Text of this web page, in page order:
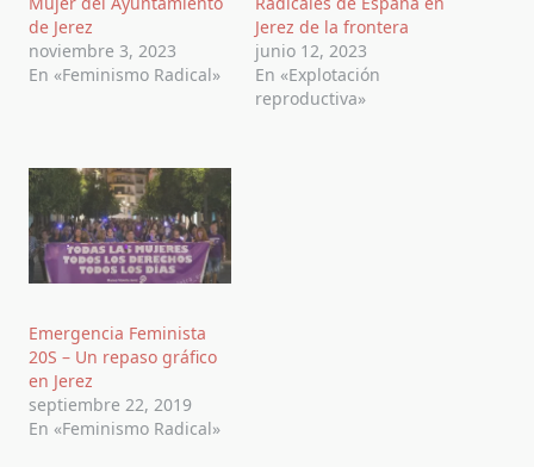
de Jerez
noviembre 3, 2023
En «Feminismo Radical»
Jerez de la frontera
junio 12, 2023
En «Explotación
reproductiva»
Emergencia Feminista
20S – Un repaso gráfico
en Jerez
septiembre 22, 2019
En «Feminismo Radical»